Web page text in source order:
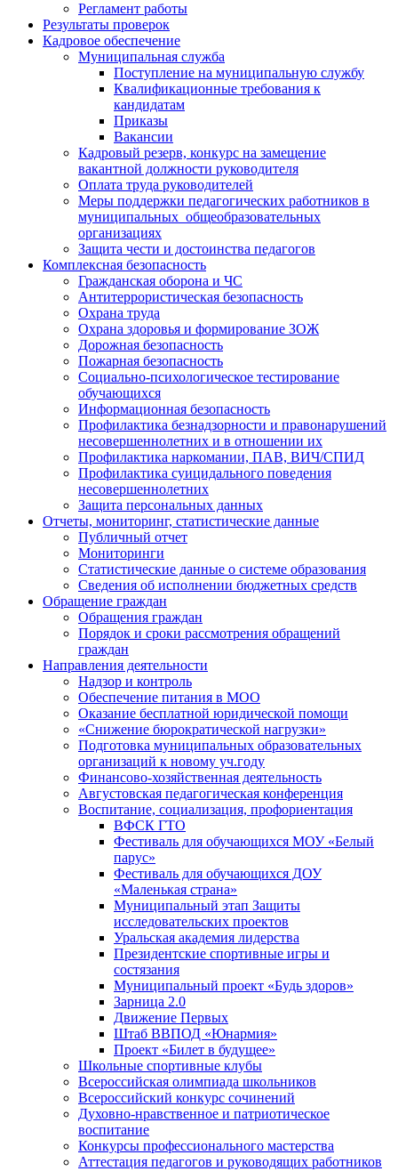
Регламент работы
Результаты проверок
Кадровое обеспечение
Муниципальная служба
Поступление на муниципальную службу
Квалификационные требования к
кандидатам
Приказы
Вакансии
Кадровый резерв, конкурс на замещение
вакантной должности руководителя
Оплата труда руководителей
Меры поддержки педагогических работников в
муниципальных общеобразовательных
организациях
Защита чести и достоинства педагогов
Комплексная безопасность
Гражданская оборона и ЧС
Антитеррористическая безопасность
Охрана труда
Охрана здоровья и формирование ЗОЖ
Дорожная безопасность
Пожарная безопасность
Социально-психологическое тестирование
обучающихся
Информационная безопасность
Профилактика безнадзорности и правонарушений
несовершеннолетних и в отношении их
Профилактика наркомании, ПАВ, ВИЧ/СПИД
Профилактика суицидального поведения
несовершеннолетних
Защита персональных данных
Отчеты, мониторинг, статистические данные
Публичный отчет
Мониторинги
Статистические данные о системе образования
Сведения об исполнении бюджетных средств
Обращение граждан
Обращения граждан
Порядок и сроки рассмотрения обращений
граждан
Направления деятельности
Надзор и контроль
Обеспечение питания в МОО
Оказание бесплатной юридической помощи
«Снижение бюрократической нагрузки»
Подготовка муниципальных образовательных
организаций к новому уч.году
Финансово-хозяйственная деятельность
Августовская педагогическая конференция
Воспитание, социализация, профориентация
ВФСК ГТО
Фестиваль для обучающихся МОУ «Белый
парус»
Фестиваль для обучающихся ДОУ
«Маленькая страна»
Муниципальный этап Защиты
исследовательских проектов
Уральская академия лидерства
Президентские спортивные игры и
состязания
Муниципальный проект «Будь здоров»
Зарница 2.0
Движение Первых
Штаб ВВПОД «Юнармия»
Проект «Билет в будущее»
Школьные спортивные клубы
Всероссийская олимпиада школьников
Всероссийский конкурс сочинений
Духовно-нравственное и патриотическое
воспитание
Конкурсы профессионального мастерства
Аттестация педагогов и руководящих работников